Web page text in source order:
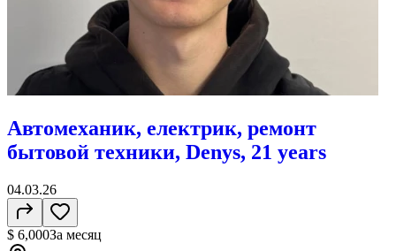
Автомеханик, електрик, ремонт
бытовой техники, Denys, 21 years
04.03.26
$ 6,000За месяц